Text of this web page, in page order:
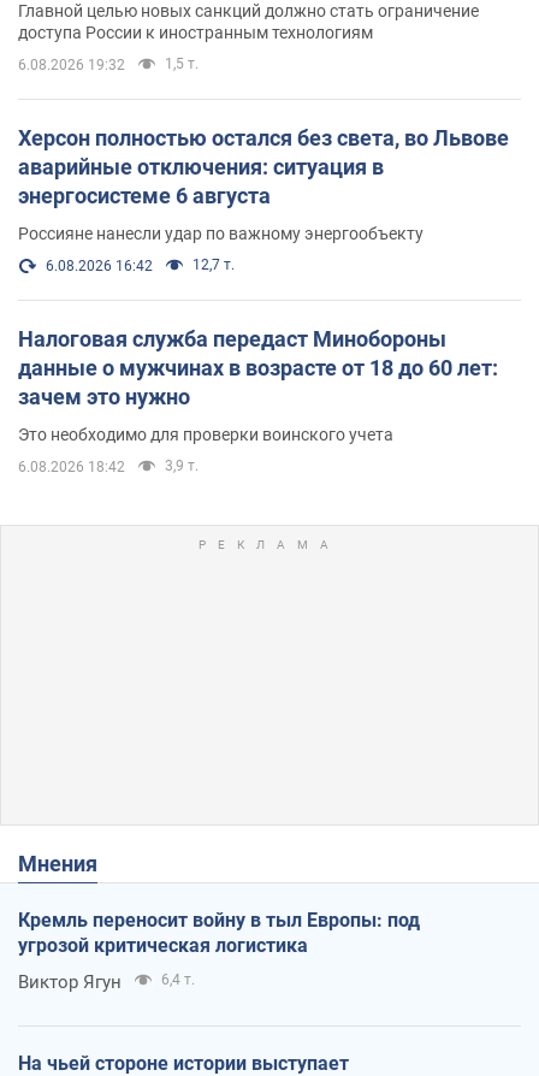
Главной целью новых санкций должно стать ограничение
доступа России к иностранным технологиям
6.08.2026 19:32 1,5 т.
Херсон полностью остался без света, во Львове
аварийные отключения: ситуация в
энергосистеме 6 августа
Россияне нанесли удар по важному энергообъекту
6.08.2026 16:42 12,7 т.
Налоговая служба передаст Минобороны
данные о мужчинах в возрасте от 18 до 60 лет:
зачем это нужно
Это необходимо для проверки воинского учета
6.08.2026 18:42 3,9 т.
Мнения
Кремль переносит войну в тыл Европы: под
угрозой критическая логистика
Виктор Ягун 6,4 т.
На чьей стороне истории выступает